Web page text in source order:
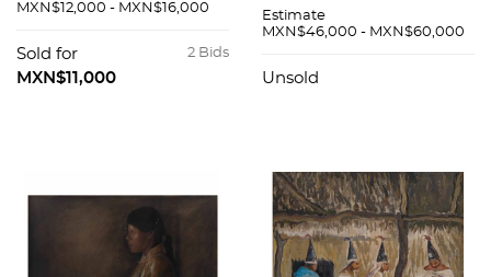
85. Litografía 38 /
100. 56 x 71 cm
MXN$12,000 - MXN$16,000
2 Bids
Sold for
MXN$11,000
sobre papel. 17 x 22
Estimate
MXN$46,000 - MXN$60,000
Unsold